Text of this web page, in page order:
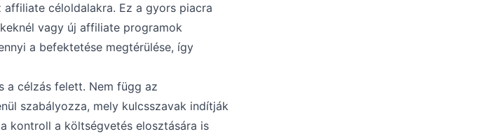
céloldalakra. Ez a gyors piacra
vagy új affiliate programok
a befektetése megtérülése, így
a célzás felett. Nem függ az
szabályozza, mely kulcsszavak indítják
kontroll a költségvetés elosztására is